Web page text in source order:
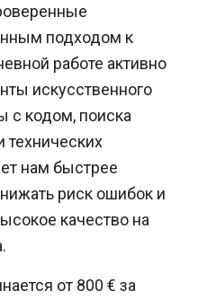
подходом к
работе активно
искусственного
с кодом, поиска
технических
нам быстрее
риск ошибок и
качество на
от 800 € за